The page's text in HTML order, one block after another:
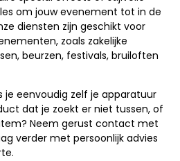
om jouw evenement tot in de
diensten zijn geschikt voor
zoals zakelijke
beurzen, festivals, bruiloften
je eenvoudig zelf je apparatuur
dat je zoekt er niet tussen, of
Neem gerust contact met
verder met persoonlijk advies